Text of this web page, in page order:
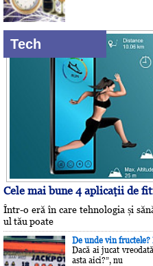
Tech
Cele mai bune 4 aplicaţii de
Într-o eră în care tehnologia și
ul tău poate
De unde vin
Dacă ai jucat
asta aici?”, nu